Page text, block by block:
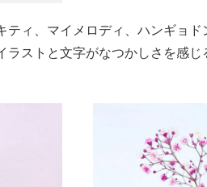
ィ、マイメロディ、ハンギョ
ストと文字がなつかしさを感